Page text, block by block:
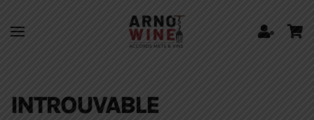
Skip to main content
INTROUVABLE